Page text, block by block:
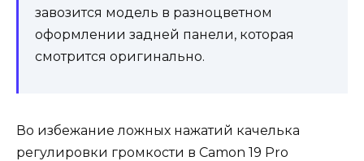
завозится модель в разноцветном
оформлении задней панели, которая
смотрится оригинально.
Во избежание ложных нажатий качелька
регулировки громкости в Camon 19 Pro